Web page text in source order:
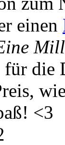
einen
die
<3